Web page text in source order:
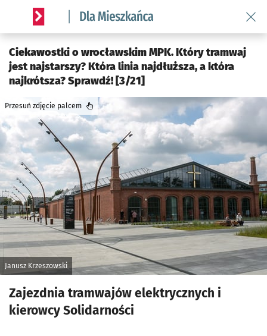
Serwis informacyjny wroclaw.pl podserwis: Dla mieszkańca
Ciekawostki o wrocławskim MPK. Który tramwaj
jest najstarszy? Która linia najdłuższa, a która
najkrótsza? Sprawdź! [3/21]
Janusz Krzeszowski
Przesuń zdjęcie palcem
Zajezdnia tramwajów elektrycznych i
kierowcy Solidarności